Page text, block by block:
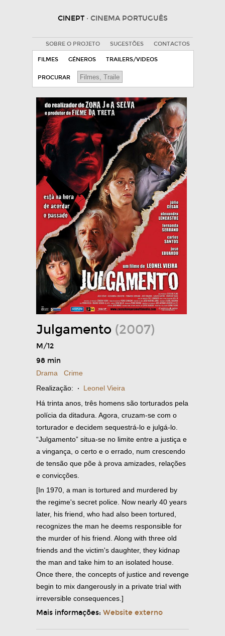
CINEPT · CINEMA PORTUGUÊS
SOBRE O PROJETO SUGESTÕES CONTACTOS
FILMES GÉNEROS TRAILERS/VIDEOS
PROCURAR
Julgamento (2007)
M/12
98 min
Drama
Crime
Realização: · Leonel Vieira
Há trinta anos, três homens são torturados pela
polícia da ditadura. Agora, cruzam-se com o
torturador e decidem sequestrá-lo e julgá-lo.
“Julgamento” situa-se no limite entre a justiça e
a vingança, o certo e o errado, num crescendo
de tensão que põe à prova amizades, relações
e convicções.
[In 1970, a man is tortured and murdered by
the regime's secret police. Now nearly 40 years
later, his friend, who had also been tortured,
recognizes the man he deems responsible for
the murder of his friend. Along with three old
friends and the victim's daughter, they kidnap
the man and take him to an isolated house.
Once there, the concepts of justice and revenge
begin to mix dangerously in a private trial with
irreversible consequences.]
Mais informações: Website externo